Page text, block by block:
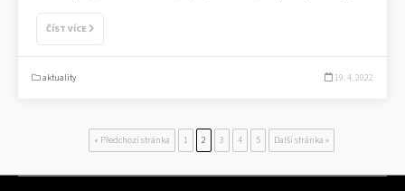
ČÍST VÍCE
aktuality 19. 4. 2022
« Předchozí stránka 1 2 3 4 5 Další stránka »